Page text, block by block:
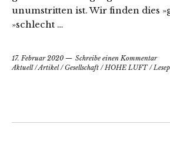
unumstritten ist. Wir finden dies
»schlecht …
17. Februar 2020
Schreibe einen Kommentar
Aktuell/Artikel/Gesellschaft / HOHE LUFT/